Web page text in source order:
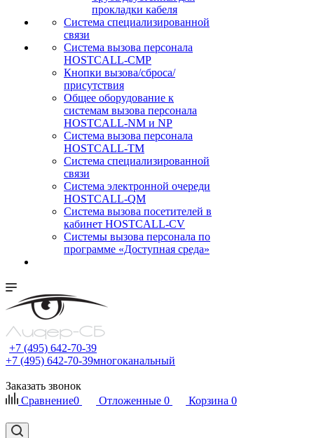
прокладки кабеля
Система специализированной
связи
Cистема вызова персонала
HOSTCALL-CMP
Кнопки вызова/сброса/
присутствия
Общее оборудование к
системам вызова персонала
HOSTCALL-NM и NP
Система вызова персонала
HOSTCALL-TM
Система специализированной
связи
Система электронной очереди
HOSTCALL-QM
Cистема вызова посетителей в
кабинет HOSTCALL-CV
Системы вызова персонала по
программе «Доступная среда»
+7 (495) 642-70-39
+7 (495) 642-70-39многоканальный
Заказать звонок
Сравнение0 Отложенные 0 Корзина 0